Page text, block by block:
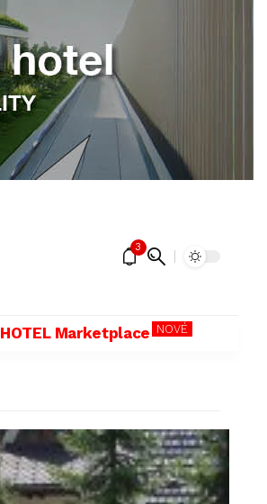
3
HOTEL Marketplace NOVÉ